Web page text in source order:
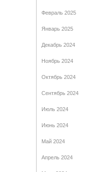
Февраль 2025
Январь 2025
Декабрь 2024
Ноябрь 2024
Октябрь 2024
Сентябрь 2024
Июль 2024
Июнь 2024
Май 2024
Апрель 2024